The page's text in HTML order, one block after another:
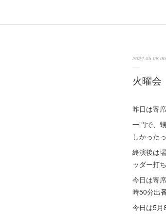
2024.05.08
火曜会
昨日は寄
一門で、
しかった
終演後は
ッダー打
今日は寄
時50分出
今日は5月